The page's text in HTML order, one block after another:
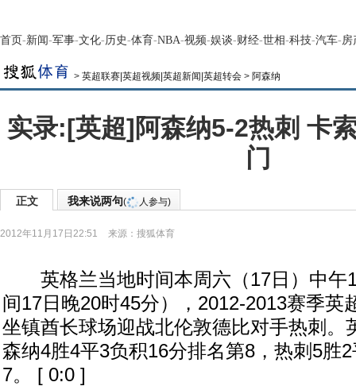
首页-新闻-军事-文化-历史-体育-NBA-视频-娱谈-财经-世相-科技-汽车-房
> 英超联赛|英超视频|英超新闻|英超转会 > 阿森纳
实录:[英超]阿森纳5-2热刺 卡
门
正文 我来说两句( 人参与)
2012年11月17日22:51 来源： 搜狐体育
英格兰当地时间本周六（17日）中午
间17日晚20时45分），2012-2013赛季英
坐镇酋长球场迎战北伦敦德比对手热刺。
森纳4胜4平3负积16分排名第8，热刺5胜
7。 [ 0:0 ]